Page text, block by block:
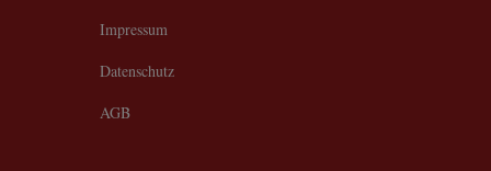
Impressum
Datenschutz
AGB